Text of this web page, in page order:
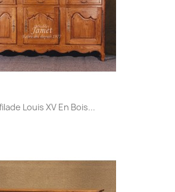
Louis XV En Bois...